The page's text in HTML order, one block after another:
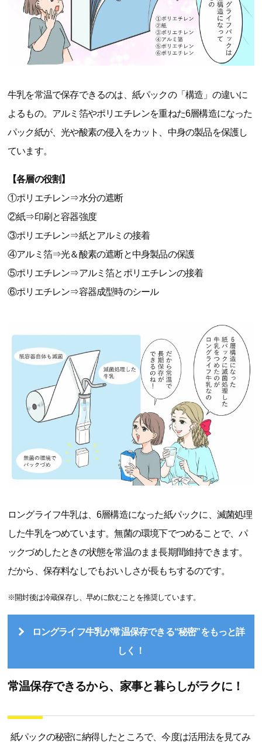
牛乳を常温で保存できるのは、紙パックの「構造」の違いに
よるもの。アルミ箔やポリエチレンを重ねた6層構造になった
パック紙が、光や酸素の侵入をカット、中身の製品を保護し
ています。
【各層の役割】
①ポリエチレン⇒水分の遮断
②紙⇒印刷と容器強度
③ポリエチレン⇒紙とアルミの接着
④アルミ箔⇒光＆酸素の遮断と中身製品の保護
⑤ポリエチレン⇒アルミ箔とポリエチレンの接着
⑥ポリエチレン⇒容器成型時のシール
ロングライフ牛乳は、6層構造になった紙パックに、滅菌処理
した牛乳をつめています。無菌の環境下でつめることで、パ
ックづめしたときの状態を常温のまま長期間維持できます。
だから、保存料なしでもおいしさが長もちするのです。
※開封後は冷蔵保存し、早めに飲むことを推奨しています。
ロングライフ牛乳が常温保存できる“秘密”をもっと詳
しく！
常温保存できるから、家事と暮らしがラクに！
紙パックの秘密に納得したところで、今度は活用法を見てみ